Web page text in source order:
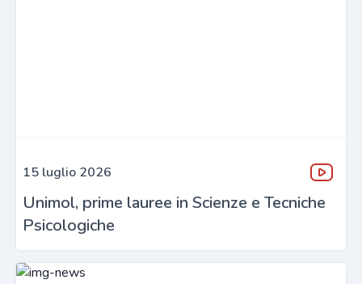
15 luglio 2026
Unimol, prime lauree in Scienze e Tecniche
Psicologiche